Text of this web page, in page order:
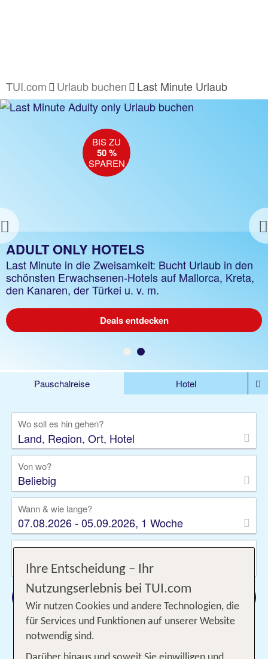
TUI.com Urlaub buchen Last Minute Urlaub
Previous
SUPER LAST MINUTE
Bis zu 50 %* auf beliebte Topziele sparen, z. B.
Mallorca, Kreta, Gran Canaria, Türkei u. v. m., Flex
Tarif buchbar
Deals entdecken
BIS ZU
50 %*
SPAREN
ADULT ONLY HOTELS
Last Minute in die Zweisamkeit: Bucht Urlaub in den
schönsten Erwachsenen-Hotels auf Mallorca, Kreta,
den Kanaren, der Türkei u. v. m.
Deals entdecken
BIS ZU
50 %
SPAREN
Pauschalreise
Hotel
Kreuzfahrten
Rundreisen
Privattransfer
Zusatzleistungen
Wo soll es hin gehen?
Von wo?
Beliebig
Wann & wie lange?
07.08.2026 - 05.09.2026, 1 Woche
Wer reist mit?
2 Erwachsene
Suchen
Filter hinzufügen
Ihre Entscheidung – Ihr
Nutzungserlebnis bei TUI.com
Wir nutzen Cookies und andere Technologien, die
für Services und Funktionen auf unserer Website
notwendig sind.